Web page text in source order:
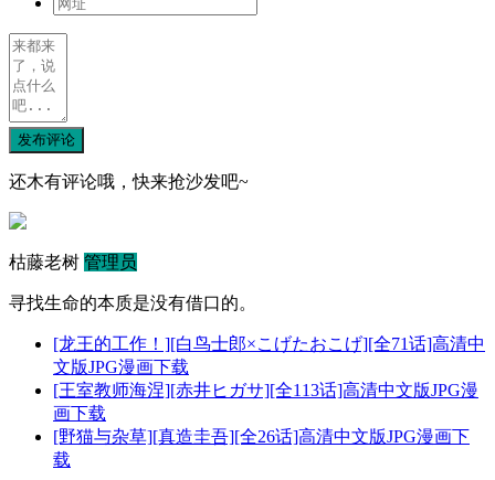
发布评论
还木有评论哦，快来抢沙发吧~
枯藤老树 管理员
寻找生命的本质是没有借口的。
[龙王的工作！][白鸟士郎×こげたおこげ][全71话]高清中
文版JPG漫画下载
[王室教师海涅][赤井ヒガサ][全113话]高清中文版JPG漫
画下载
[野猫与杂草][真造圭吾][全26话]高清中文版JPG漫画下
载